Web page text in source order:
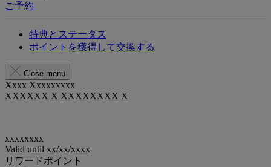
ご予約
特典とステータス
ポイントを獲得して交換する
Close menu
Xxxx Xxxxxxxxx
XXXXXX X XXXXXXXX X
xxxxxxxx
Valid until xx/xx/xxxx
リワードポイント